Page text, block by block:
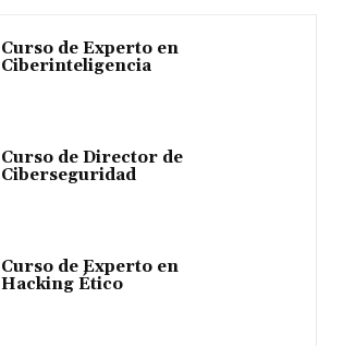
Curso de Experto en
Ciberinteligencia
Curso de Director de
Ciberseguridad
Curso de Experto en
Hacking Ético